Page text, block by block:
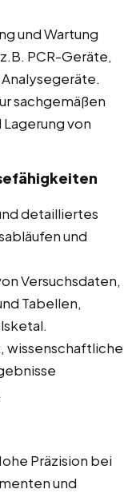
und Wartung
PCR-Geräte,
sachgemäßen
von
detailliertes
und
Versuchsdaten,
Tabellen,
wissenschaftliche
Präzision bei
und